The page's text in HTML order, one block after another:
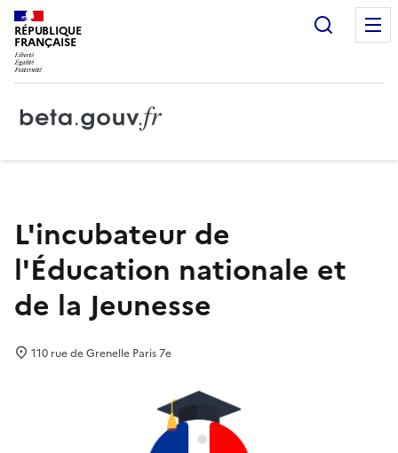
RÉPUBLIQUE
FRANÇAISE
L'incubateur de
l'Éducation nationale et
de la Jeunesse
110 rue de Grenelle Paris 7e